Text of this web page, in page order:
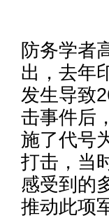
防务学者
出，去年
发生导致
击事件后
施了代号
打击，当
感受到的
推动此项